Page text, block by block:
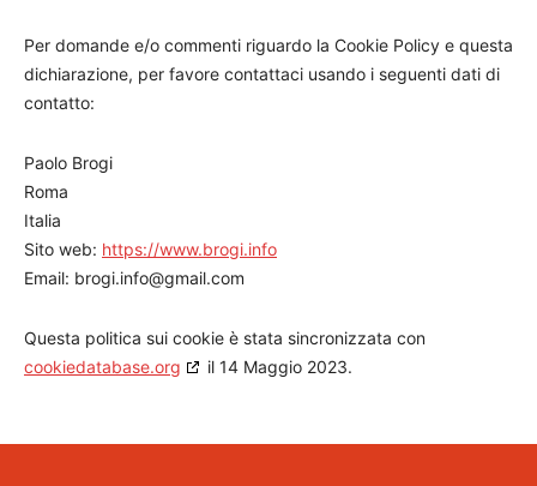
Per domande e/o commenti riguardo la Cookie Policy e questa
dichiarazione, per favore contattaci usando i seguenti dati di
contatto:
Paolo Brogi
Roma
Italia
Sito web: https://www.brogi.info
Email: brogi.info@gmail.com
Questa politica sui cookie è stata sincronizzata con
cookiedatabase.org
il 14 Maggio 2023.